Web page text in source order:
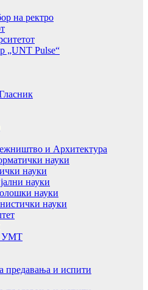
на ректро
„UNT Pulse“
и Архитектура
науки
науки
науки
науки
науки
УМТ
предавањa и испити